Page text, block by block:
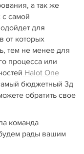
а так же
самой
для
от которых
тем не менее для
процесса или
Halot One
бюджетный 3д
обратить свое
команда
рады вашим